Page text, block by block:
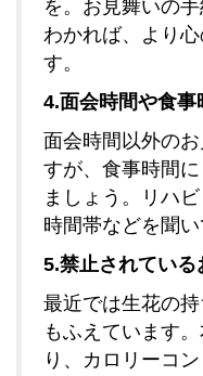
を。お見舞いの
わかれば、より
す。
4.面会時間や食事
面会時間以外の
すが、食事時間
ましょう。リハ
時間帯などを聞い
5.禁止されている
最近では生花の
もふえています
り、カロリーコ